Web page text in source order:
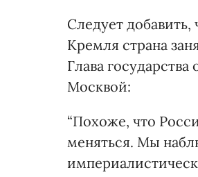
Следует
Кремля страна
Глава
Москвой:
“Похоже, что
меняться. Мы